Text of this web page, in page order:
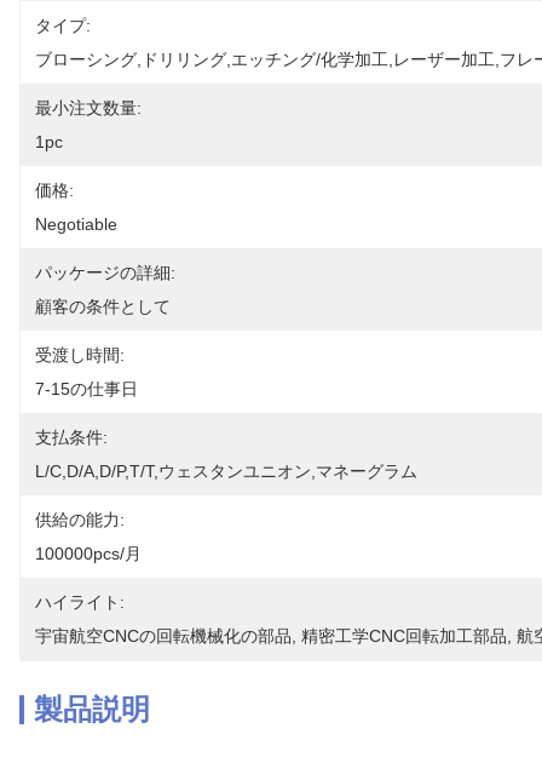
タイプ:
ブローシング,ドリリング,エッチング/化学加工,レーザー加工,フ
最小注文数量:
1pc
価格:
Negotiable
パッケージの詳細:
顧客の条件として
受渡し時間:
7-15の仕事日
支払条件:
L/C,D/A,D/P,T/T,ウェスタンユニオン,マネーグラム
供給の能力:
100000pcs/月
ハイライト:
宇宙航空CNCの回転機械化の部品 精密工学CNC回転加工部品 航
製品説明